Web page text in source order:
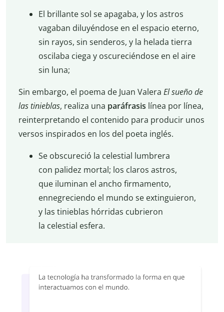
El brillante sol se apagaba, y los astros
vagaban diluyéndose en el espacio eterno,
sin rayos, sin senderos, y la helada tierra
oscilaba ciega y oscureciéndose en el aire
sin luna;
Sin embargo, el poema de Juan Valera El sueño de
las tinieblas, realiza una paráfrasis línea por línea,
reinterpretando el contenido para producir unos
versos inspirados en los del poeta inglés.
Se obscureció la celestial lumbrera
con palidez mortal; los claros astros,
que iluminan el ancho firmamento,
ennegreciendo el mundo se extinguieron,
y las tinieblas hórridas cubrieron
la celestial esfera.